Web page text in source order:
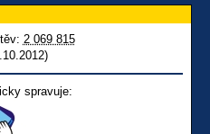
2 069 815
spravuje: